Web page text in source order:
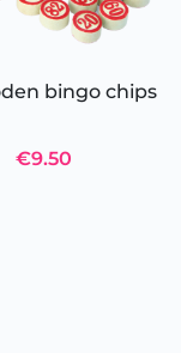
bingo chips
€9.50